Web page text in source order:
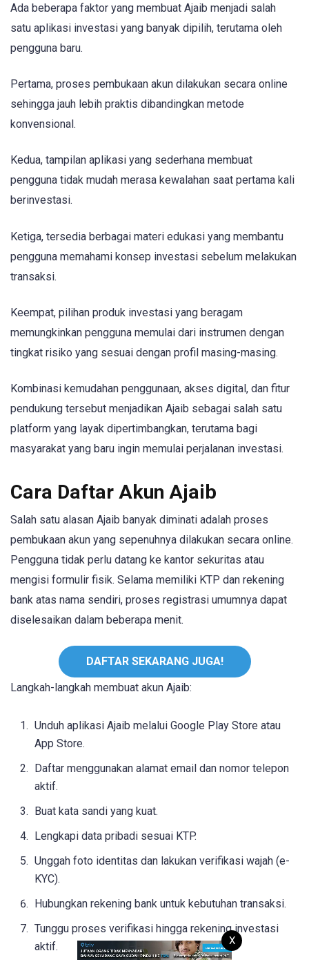
Ada beberapa faktor yang membuat Ajaib menjadi salah
satu aplikasi investasi yang banyak dipilih, terutama oleh
pengguna baru.
Pertama, proses pembukaan akun dilakukan secara online
sehingga jauh lebih praktis dibandingkan metode
konvensional.
Kedua, tampilan aplikasi yang sederhana membuat
pengguna tidak mudah merasa kewalahan saat pertama kali
berinvestasi.
Ketiga, tersedia berbagai materi edukasi yang membantu
pengguna memahami konsep investasi sebelum melakukan
transaksi.
Keempat, pilihan produk investasi yang beragam
memungkinkan pengguna memulai dari instrumen dengan
tingkat risiko yang sesuai dengan profil masing-masing.
Kombinasi kemudahan penggunaan, akses digital, dan fitur
pendukung tersebut menjadikan Ajaib sebagai salah satu
platform yang layak dipertimbangkan, terutama bagi
masyarakat yang baru ingin memulai perjalanan investasi.
Cara Daftar Akun Ajaib
Salah satu alasan Ajaib banyak diminati adalah proses
pembukaan akun yang sepenuhnya dilakukan secara online.
Pengguna tidak perlu datang ke kantor sekuritas atau
mengisi formulir fisik. Selama memiliki KTP dan rekening
bank atas nama sendiri, proses registrasi umumnya dapat
diselesaikan dalam beberapa menit.
DAFTAR SEKARANG JUGA!
Langkah-langkah membuat akun Ajaib:
Unduh aplikasi Ajaib melalui Google Play Store atau
App Store.
Daftar menggunakan alamat email dan nomor telepon
aktif.
Buat kata sandi yang kuat.
Lengkapi data pribadi sesuai KTP.
Unggah foto identitas dan lakukan verifikasi wajah (e-
KYC).
Hubungkan rekening bank untuk kebutuhan transaksi.
Tunggu proses verifikasi hingga rekening investasi
aktif.
X